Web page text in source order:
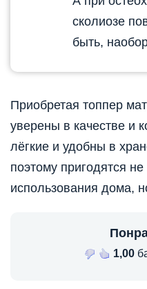
сколиозе
быть,
Приобретая топпер
уверены в качестве и
лёгкие и удобны в
поэтому пригодятся
использования дома,
1,00